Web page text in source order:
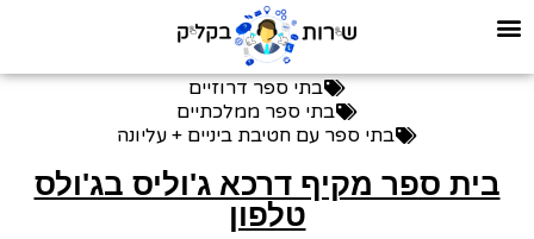
בתי ספר דרוזיים
בתי ספר ממלכתיים
בתי ספר עם חטיבת ביניים + עליונה
בית ספר מקיף דרכא ג'וליס בג'ולס
טלפון